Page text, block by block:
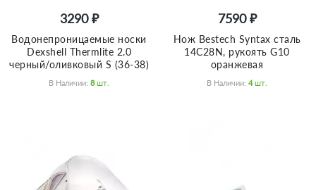
3290 ₽
Водонепроницаемые носки
Dexshell Thermlite 2.0
черный/оливковый S (36-38)
В Наличии: 8 Шт.
7590 ₽
Нож Bestech Syntax сталь
14C28N, рукоять G10
оранжевая
В Наличии: 4 Шт.